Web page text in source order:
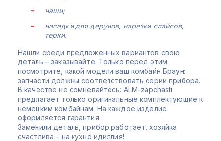
чаши;
насадки для дерунов, нарезки слайсов,
терки.
Нашли среди предложенных вариантов свою
деталь – заказывайте. Только перед этим
посмотрите, какой модели ваш комбайн Браун:
запчасти должны соответствовать серии прибора.
В качестве не сомневайтесь: ALM-zapchasti
предлагает только оригинальные комплектующие к
немецким комбайнам. На каждое изделие
оформляется гарантия.
Заменили деталь, прибор работает, хозяйка
счастлива – на кухне идиллия!